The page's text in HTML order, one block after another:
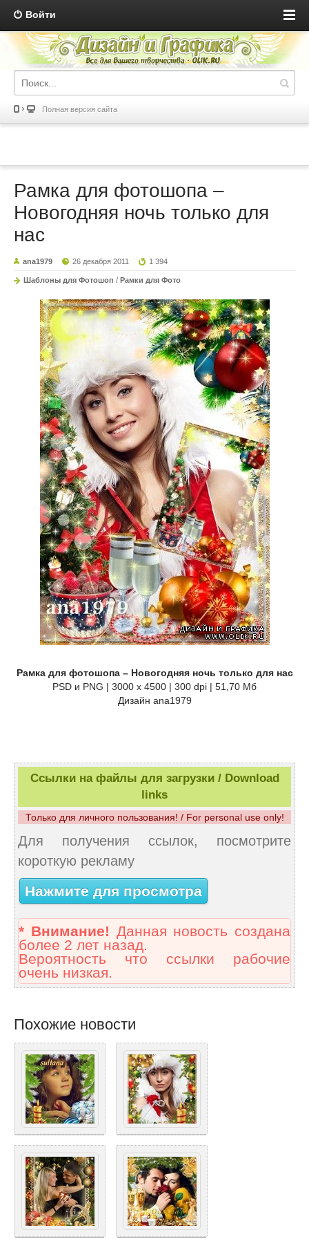
Войти
Полная версия сайта
Рамка для фотошопа –
Новогодняя ночь только для
нас
ana1979 26 декабря 2011 1 394
Шаблоны для Фотошоп / Рамки для Фото
Рамка для фотошопа – Новогодняя ночь только для нас
PSD и PNG | 3000 x 4500 | 300 dpi | 51,70 Мб
Дизайн ana1979
Ссылки на файлы для загрузки / Download
links
Только для личного пользования! / For personal use only!
Для получения ссылок, посмотрите
короткую рекламу
Нажмите для просмотра
* Внимание! Данная новость создана
более 2 лет назад.
Вероятность что ссылки рабочие
очень низкая.
Похожие новости